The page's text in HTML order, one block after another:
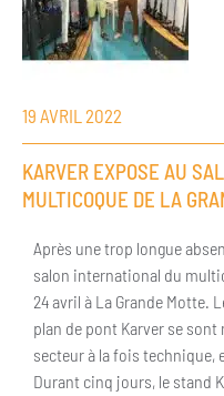
19 AVRIL 2022
KARVER EXPOSE AU
MULTICOQUE DE LA
Après une trop longue
salon international du
24 avril à La Grande Motte.
plan de pont Karver se
secteur à la fois technique,
Durant cinq jours, le stand